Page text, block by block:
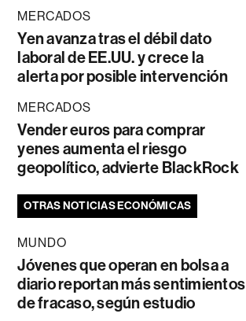
MERCADOS
Yen avanza tras el débil dato
laboral de EE.UU. y crece la
alerta por posible intervención
MERCADOS
Vender euros para comprar
yenes aumenta el riesgo
geopolítico, advierte BlackRock
OTRAS NOTICIAS ECONÓMICAS
MUNDO
Jóvenes que operan en bolsa a
diario reportan más sentimientos
de fracaso, según estudio